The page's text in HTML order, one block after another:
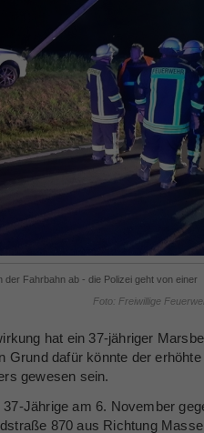
Fahrbahn ab - die Polizei geht von einer
Foto: Freiwillige
hat ein 37-jähriger
Grund dafür könnte der erhöhte
gewesen sein.
Jährige am 6. November
870 aus Richtung